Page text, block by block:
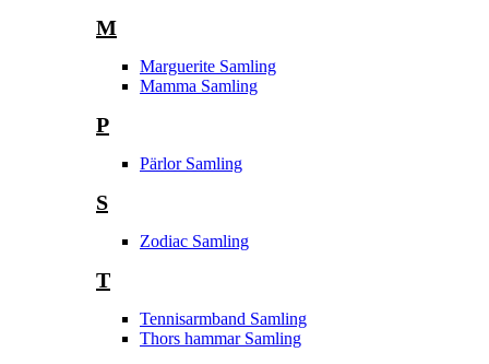
M
Marguerite Samling
Mamma Samling
P
Pärlor Samling
S
Zodiac Samling
T
Tennisarmband Samling
Thors hammar Samling